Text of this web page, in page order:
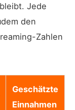
Jede
den
Zahlen
Geschätzte
Einnahmen